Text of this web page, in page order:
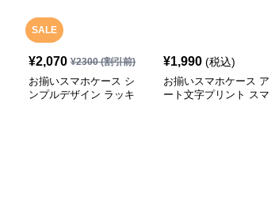
SALE
¥2,070 ¥2300(割引前)
お揃いスマホケース シ
ンプルデザイン ラッキ
¥1,990 (税込)
お揃いスマホケース ア
ート文字プリント スマ